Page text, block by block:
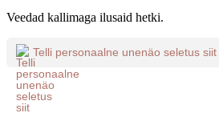
Veedad kallimaga ilusaid hetki.
Telli personaalne unenäo seletus siit